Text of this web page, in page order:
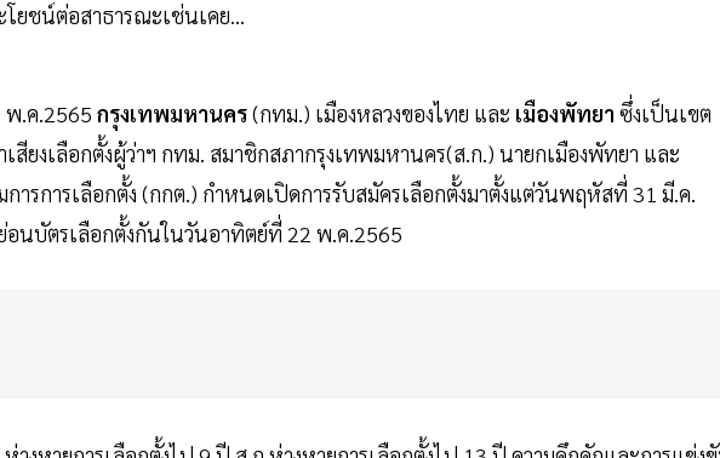
ยชน์ต่อสาธารณะเช่นเคย...
.ค.2565 กรุงเทพมหานคร(กทม.) เมืองหลวงของไทย และ เมืองพัทยา ซึ่งเป็นเขต
สียงเลือกตั้งผู้ว่าฯ กทม. สมาชิกสภากรุงเทพมหานคร(ส.ก.) นายกเมืองพัทยา และ
ารการเลือกตั้ง (กกต.) กำหนดเปิดการรับสมัครเลือกตั้งมาตั้งแต่วันพฤหัสที่ 31 มี.ค.
นบัตรเลือกตั้งกันในวันอาทิตย์ที่ 22 พ.ค.2565